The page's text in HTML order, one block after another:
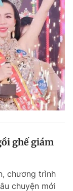
ghế giám
chương trình
chuyện mới